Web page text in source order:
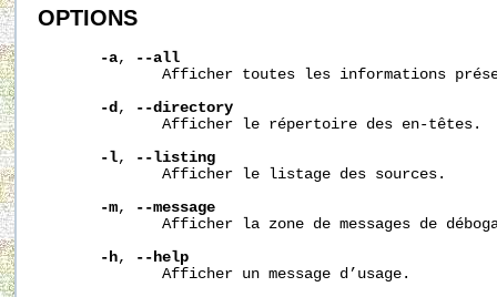
OPTIONS
-a,
--all
Afficher toutes les informations
-d ,
--directory
              Afficher le répertoire des en-têtes.
-l,
--listing
              Afficher le listage des sources.
-m,
--message
Afficher la zone de messages de
-h,
--help
              Afficher un message d’usage.